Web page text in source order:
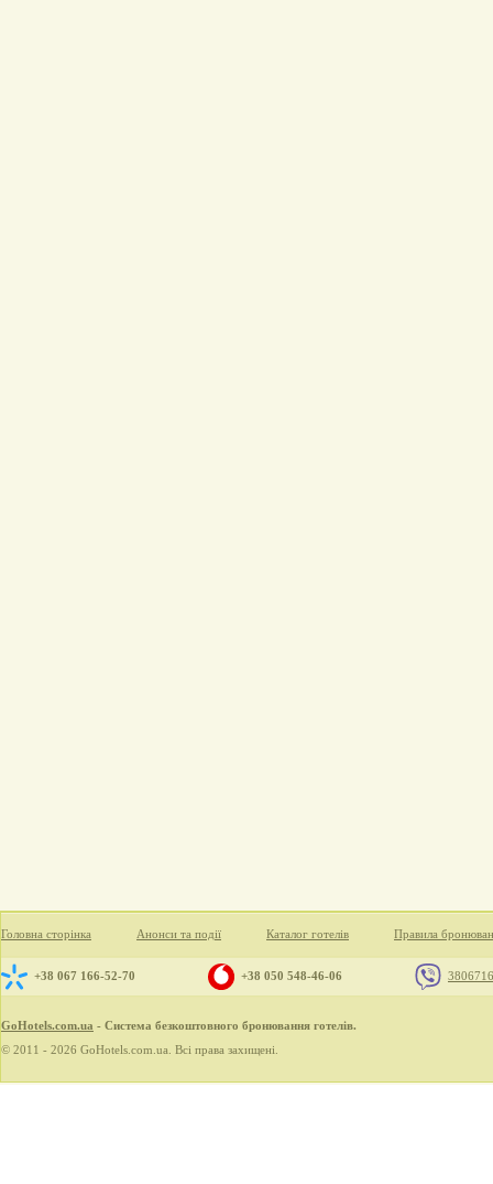
Головна сторінка Анонси та події Каталог готелів Правила
+38 067 166-52-70 +38 050 548-46-06
GoHotels.com.ua - Система безкоштовного бронювання готелів.
© 2011 - 2026 GoHotels.com.ua. Всі права захищені.